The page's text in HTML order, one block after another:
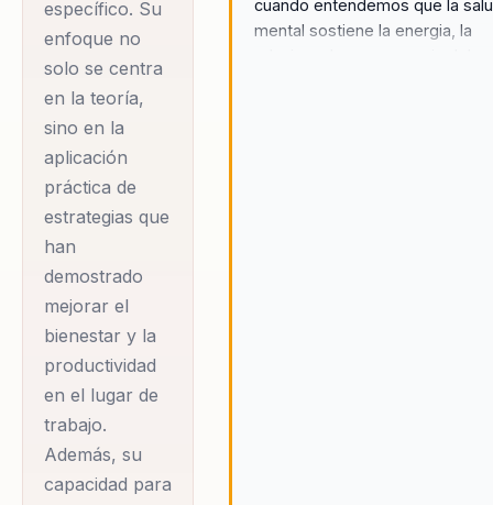
positivo y
comunicación
consciente,
consolidando su
una de las voces
más influyentes en
temas de salud
mental y bienestar
corporativo. Su
metodología ha
demostrado
resultados
duraderos en la
felicidad y la salud
mental de los
específico. Su
enfoque no
solo se centra
en la teoría,
sino en la
aplicación
práctica de
estrategias que
han
demostrado
mejorar el
bienestar y la
productividad
en el lugar de
trabajo.
Además, su
capacidad para
cuando entendemos que la
mental sostiene la energia, la